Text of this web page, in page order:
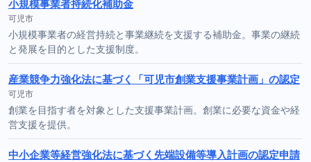
小規模事業者持続化補助金
可児市
小規模事業者の経営持続と事業継続を支援する補助金。事業の継続
と発展を目的とした支援制度。
産業競争力強化法に基づく「可児市創業支援事業計画」の認定
可児市
創業を目指す者を対象とした支援事業計画。創業に必要な資金や経
営支援を提供。
中小企業等経営強化法に基づく先端設備等導入計画の認定申請